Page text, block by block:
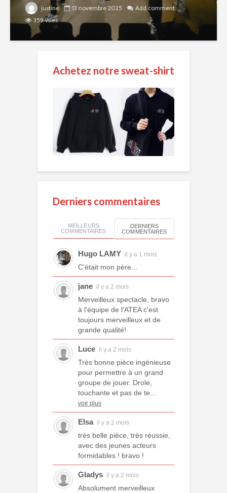
justine 13 novembre 2025
Add comment
359 vues
Achetez notre sweat-shirt
Derniers commentaires
MEILLEURS
COMMENTAIRES
DERNIERS
COMMENTAIRES
Hugo LAMY il y a 1 mois
C'était mon père...
jane il y a 2 mois
Merveilleux spectacle, bravo
à l'équipe de l'ATEA c'est
toujours merveilleux et de
grande qualité!
Luce il y a 2 mois
Très bonne pièce ingénieuse
pour permettre à un grand
groupe de jouer. Drole,
touchante et pas de te...
voir plus
Elsa il y a 2 mois
très belle pièce, très réussie,
avec des jeunes acteurs
formidables ! bravo !
Gladys il y a 2 mois
Absolument merveilleux